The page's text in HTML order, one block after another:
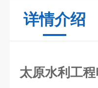
详情介绍
太原水利工